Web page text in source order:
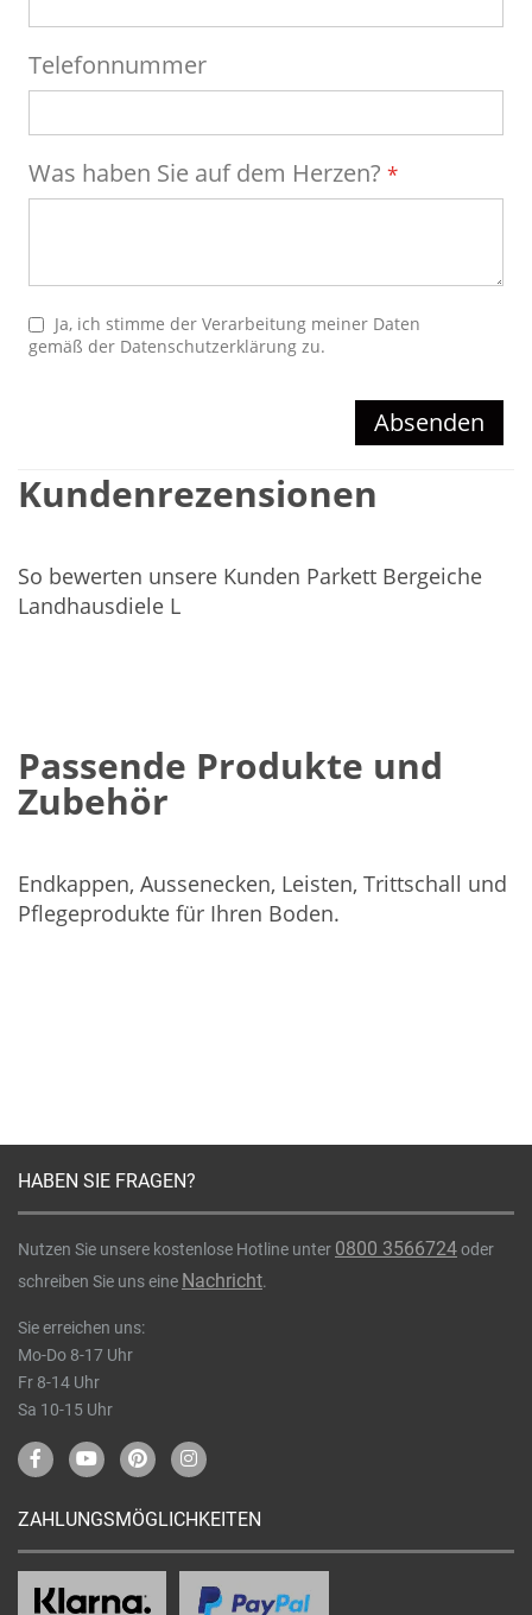
Telefonnummer
Was haben Sie auf dem Herzen?
Ja, ich stimme der Verarbeitung meiner Daten
gemäß der Datenschutzerklärung zu.
Absenden
Kundenrezensionen
So bewerten unsere Kunden Parkett Bergeiche
Landhausdiele L
Passende Produkte und
Zubehör
Endkappen, Aussenecken, Leisten, Trittschall und
Pflegeprodukte für Ihren Boden.
HABEN SIE FRAGEN?
Nutzen Sie unsere kostenlose Hotline unter 0800 3566724oder
schreiben Sie uns eine Nachricht.
Sie erreichen uns:
Mo-Do 8-17 Uhr
Fr 8-14 Uhr
Sa 10-15 Uhr
ZAHLUNGSMÖGLICHKEITEN